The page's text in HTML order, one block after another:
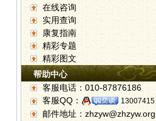
在线咨询
实用查询
康复指南
精彩专题
精彩图文
帮助中心
客服电话：010-87876186
客服QQ：
13007415
邮件地址：zhzyw@zhzyw.org